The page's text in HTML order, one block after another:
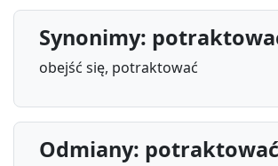
Synonimy:
obejść się, potraktować
Odmiany: potraktować